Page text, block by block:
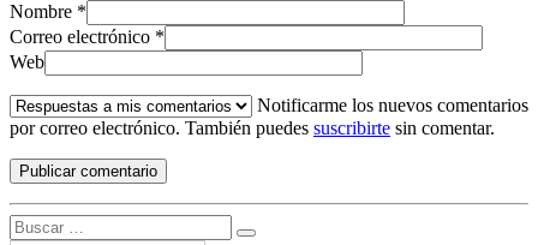
Nombre *
Correo electrónico *
Web
Notificarme los nuevos comentarios
por correo electrónico. También puedes suscribirte sin comentar.